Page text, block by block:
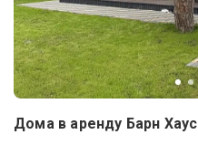
Дома в аренду Барн Хаус